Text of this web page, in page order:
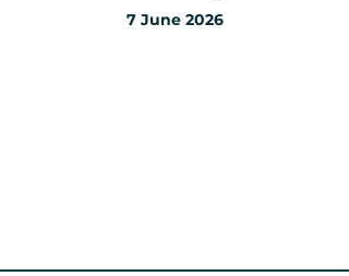
7 June 2026